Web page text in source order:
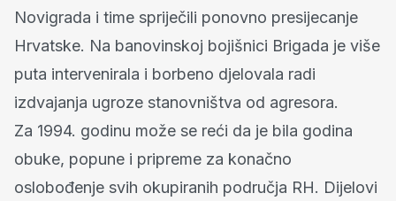
Novigrada i time spriječili ponovno presijecanje
Hrvatske. Na banovinskoj bojišnici Brigada je više
puta intervenirala i borbeno djelovala radi
izdvajanja ugroze stanovništva od agresora.
Za 1994. godinu može se reći da je bila godina
obuke, popune i pripreme za konačno
oslobođenje svih okupiranih područja RH. Dijelovi